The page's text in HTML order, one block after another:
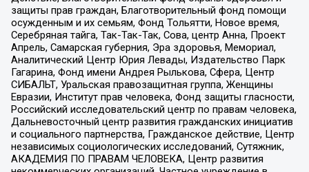
защиты прав граждан, Благотворительный фонд помощи
осужденным и их семьям, Фонд Тольятти, Новое время,
Серебряная тайга, Так-Так-Так, Сова, центр Анна, Проект
Апрель, Самарская губерния, Эра здоровья, Мемориал,
Аналитический Центр Юрия Левады, Издательство Парк
Гагарина, Фонд имени Андрея Рылькова, Сфера, Центр
СИБАЛЬТ, Уральская правозащитная группа, Женщины
Евразии, Институт прав человека, Фонд защиты гласности,
Российский исследовательский центр по правам человека,
Дальневосточный центр развития гражданских инициатив
и социального партнерства, Гражданское действие, Центр
независимых социологических исследований, Сутяжник,
АКАДЕМИЯ ПО ПРАВАМ ЧЕЛОВЕКА, Центр развития